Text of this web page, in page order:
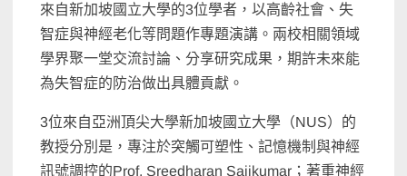
來自新加坡國立大學的3位學者，以高齡社會、失
智症與神經老化等問題作專題演講。兩校相關領域
學界聚一堂交流討論、分享研究成果，期許未來能
為失智症的防治做出具體貢獻。
3位來自亞洲頂尖大學新加坡國立大學（NUS）的
教授分別是，專注於突觸可塑性、記憶機制與神經
訊號調控的Prof. Sreedharan Sajikumar；著重神經